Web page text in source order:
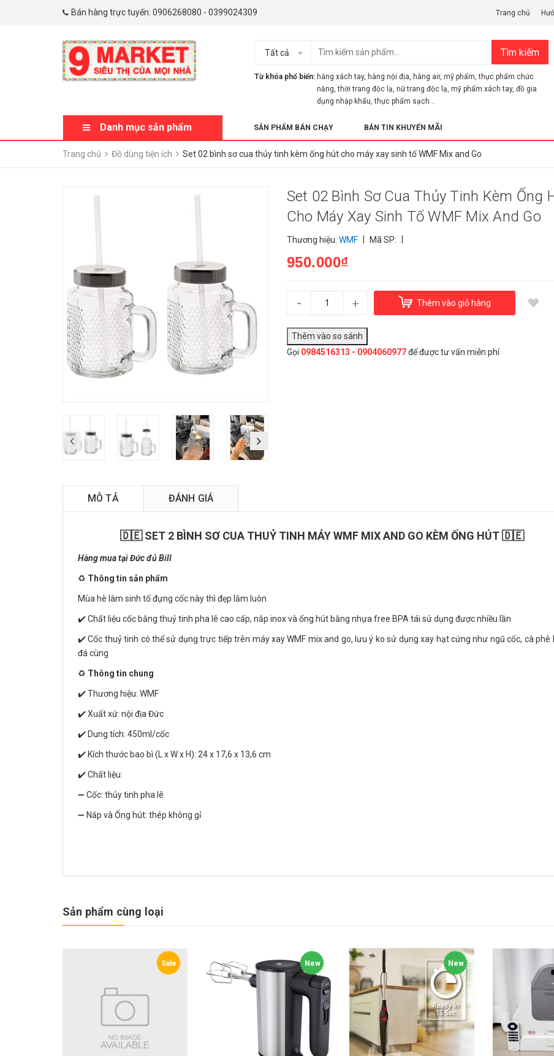
Bán hàng trực tuyến: 0906268080 - 0399024309 Trang chủ
Tất cả Tìm kiếm
Từ khóa phổ biến: hàng xách tay, hàng nội địa, hàng air, mỹ phẩm,thực phẩm chức
năng,thời trang độc lạ, nữ trang độc lạ, mỹ phẩm xách tay, đồ gia
dụng nhập khẩu,thực phẩm sạch...
Danh mục sản phẩm SẢN PHẨM BÁN CHẠY BẢN TIN KHUYẾN MÃI
Trang chủ Đồ dùng tiện ích Set 02 bình sơ cua thủy tinh kèm ống hút cho máy xay sinh tố WMF Mix and Go
Set 02 Bình Sơ Cua Thủy Tinh Kèm Ống
Cho Máy Xay Sinh Tố WMF Mix And Go
Thương hiệu: WMF Mã SP:
950.000₫
- + Thêm vào giỏ hàng
Gọi 0984516313 - 0904060977để được tư vấn miễn phí
MÔ TẢ ĐÁNH GIÁ
🇩🇪 SET 2 BÌNH SƠ CUA THUỶ TINH MÁY WMF MIX AND GO KÈM ỐNG HÚT 🇩🇪
Hàng mua tại Đức đủ Bill
♻️ Thông tin sản phẩm
Mùa hè làm sinh tố đựng cốc này thì đẹp lắm luôn
✔️ Chất liệu cốc bằng thuỷ tinh pha lê cao cấp, nắp inox và ống hút bằng nhựa free BPA tái sử dụng được nhiều lần
✔️ Cốc thuỷ tinh có thể sử dụng trực tiếp trên máy xay WMF mix and go, lưu ý ko sử dụng xay hạt cứng như ngũ cốc, cà phê
đá cùng
♻️ Thông tin chung
✔️ Thương hiệu: WMF
✔️ Xuất xứ: nội địa Đức
✔️ Dung tích: 450ml/cốc
✔️ Kích thước bao bì (L x W x H): 24 x 17,6 x 13,6 cm
✔️ Chất liệu:
➖ Cốc: thủy tinh pha lê
➖ Nắp và Ống hút: thép không gỉ
Sản phẩm cùng loại
Sale New New
sinh tố WMF Mix and Go
950.000₫
Đây là giải pháp trải nghiệm phát triển bởi EGANY